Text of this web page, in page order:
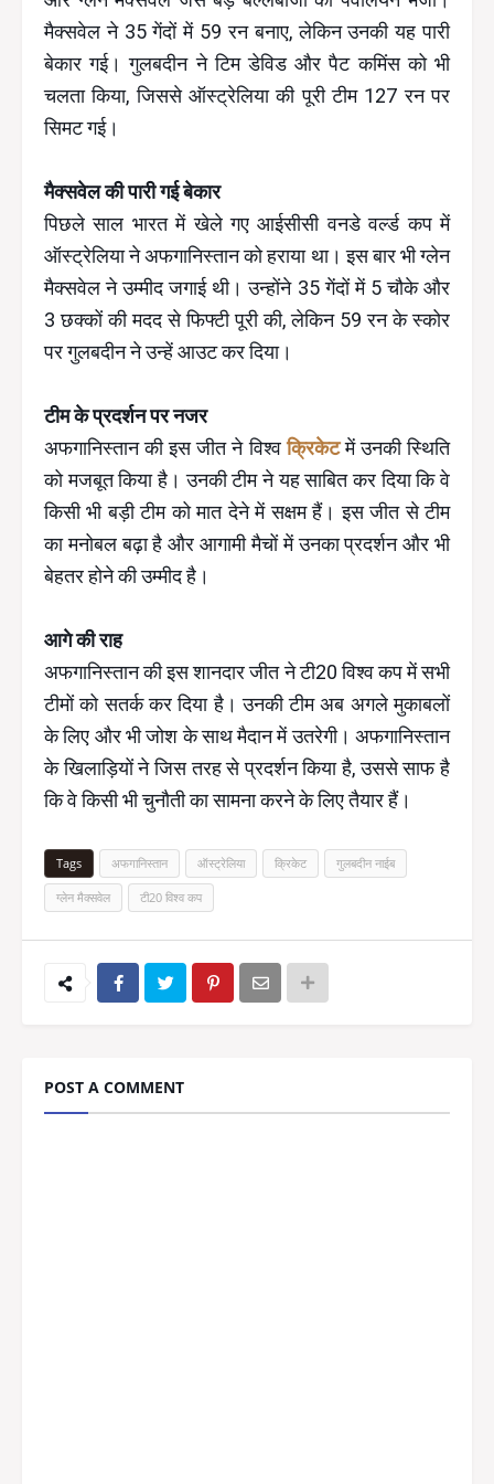
मैक्सवेल ने 35 गेंदों में 59 रन बनाए, लेकिन उनकी यह पारी
बेकार गई। गुलबदीन ने टिम डेविड और पैट कमिंस को भी
चलता किया, जिससे ऑस्ट्रेलिया की पूरी टीम 127 रन पर
सिमट गई।
मैक्सवेल की पारी गई बेकार
पिछले साल भारत में खेले गए आईसीसी वनडे वर्ल्ड कप में
ऑस्ट्रेलिया ने अफगानिस्तान को हराया था। इस बार भी ग्लेन
मैक्सवेल ने उम्मीद जगाई थी। उन्होंने 35 गेंदों में 5 चौके और
3 छक्कों की मदद से फिफ्टी पूरी की, लेकिन 59 रन के स्कोर
पर गुलबदीन ने उन्हें आउट कर दिया।
टीम के प्रदर्शन पर नजर
अफगानिस्तान की इस जीत ने विश्वक्रिकेटमें उनकी स्थिति
को मजबूत किया है। उनकी टीम ने यह साबित कर दिया कि वे
किसी भी बड़ी टीम को मात देने में सक्षम हैं। इस जीत से टीम
का मनोबल बढ़ा है और आगामी मैचों में उनका प्रदर्शन और भी
बेहतर होने की उम्मीद है।
आगे की राह
अफगानिस्तान की इस शानदार जीत ने टी20 विश्व कप में सभी
टीमों को सतर्क कर दिया है। उनकी टीम अब अगले मुकाबलों
के लिए और भी जोश के साथ मैदान में उतरेगी। अफगानिस्तान
के खिलाड़ियों ने जिस तरह से प्रदर्शन किया है, उससे साफ है
कि वे किसी भी चुनौती का सामना करने के लिए तैयार हैं।
Tags अफगानिस्तान ऑस्ट्रेलिया क्रिकेट गुलबदीन नाईब
ग्लेन मैक्सवेल टी20 विश्व कप
POST A COMMENT